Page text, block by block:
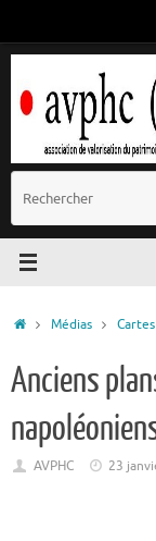
contenu
Accueil
Médias
Anciens
AVPHC 23